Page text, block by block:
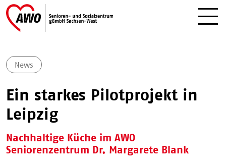
News
Ein starkes Pilotprojekt in
Leipzig
Nachhaltige Küche im AWO
Seniorenzentrum Dr. Margarete Blank